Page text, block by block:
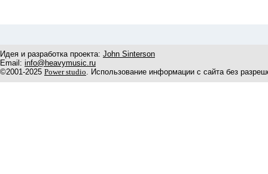
Идея и разработка проекта: John Sinterson
Email: info@heavymusic.ru
©2001-2025 Power studio. Использование информации с сайта без